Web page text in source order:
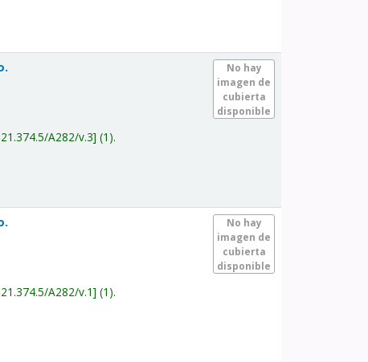
No hay
imagen de
cubierta
disponible
A282/v.3 (1).
No hay
imagen de
cubierta
disponible
A282/v.1 (1).